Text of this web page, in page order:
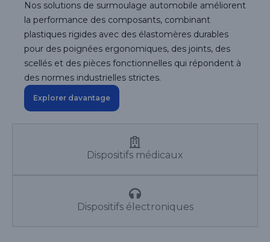
Dispositifs médicaux
Dispositifs électroniques
Nos solutions de surmoulage automobile améliorent
la performance des composants, combinant
plastiques rigides avec des élastomères durables
pour des poignées ergonomiques, des joints, des
scellés et des pièces fonctionnelles qui répondent à
des normes industrielles strictes.
Explorer davantage